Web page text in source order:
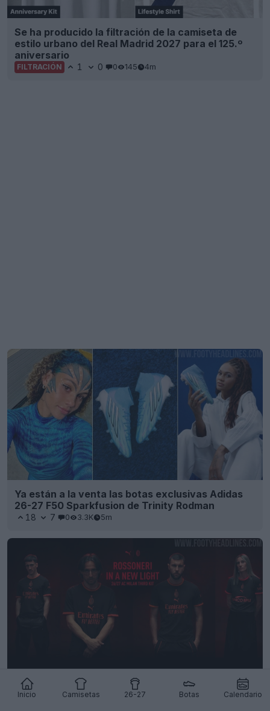
Inicio Camisetas 26-27 Botas Calendario
Se ha producido la filtración de la camiseta de
estilo urbano del Real Madrid 2027 para el 125.º
aniversario
FILTRACIÓN 1 0 0 145 4m
Ya están a la venta las botas exclusivas Adidas
26-27 F50 Sparkfusion de Trinity Rodman
18 7 0 3.3K 5m
Presentada la tercera camiseta del Milan 26-27
46 0 782